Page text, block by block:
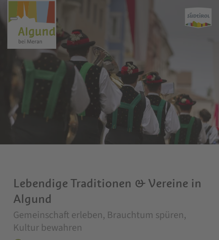
Lebendige Traditionen & Vereine in
Algund
Gemeinschaft erleben, Brauchtum spüren,
Kultur bewahren